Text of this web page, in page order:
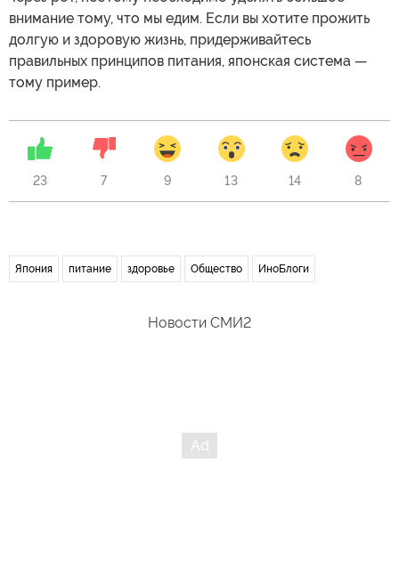
внимание тому, что мы едим. Если вы хотите прожить
долгую и здоровую жизнь, придерживайтесь
правильных принципов питания, японская система —
тому пример.
23 7 9 13 14 8
Япония питание здоровье Общество ИноБлоги
Новости СМИ2